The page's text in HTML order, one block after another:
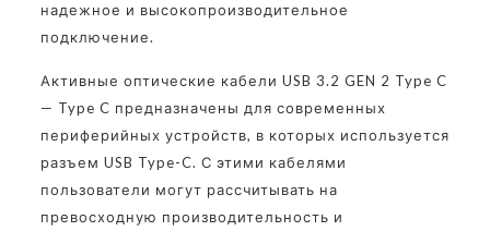
надежное и высокопроизводительное
подключение.
Активные оптические кабели USB 3.2 GEN 2 Type C
— Type C предназначены для современных
периферийных устройств, в которых используется
разъем USB Type-C. С этими кабелями
пользователи могут рассчитывать на
превосходную производительность и